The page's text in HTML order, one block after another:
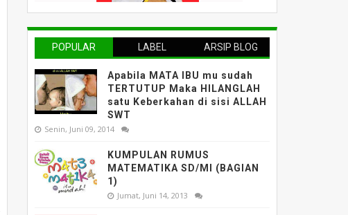
POPULAR LABEL ARSIP BLOG
Apabila MATA IBU mu sudah
TERTUTUP Maka HILANGLAH
satu Keberkahan di sisi ALLAH
SWT
Senin, Juni 09, 2014
KUMPULAN RUMUS
MATEMATIKA SD/MI (BAGIAN
1)
Jumat, Juni 14, 2013